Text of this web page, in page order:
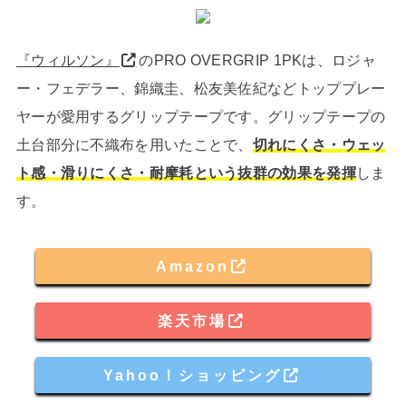
『ウィルソン』
のPRO OVERGRIP 1PKは、ロジャ
ー・フェデラー、錦織圭、松友美佐紀などトッププレー
ヤーが愛用するグリップテープです。グリップテープの
土台部分に不織布を用いたことで、 切れにくさ・ウェッ
ト感・滑りにくさ・耐摩耗という抜群の効果を発揮しま
す。
Amazon
楽天市場
Yahoo！ショッピング